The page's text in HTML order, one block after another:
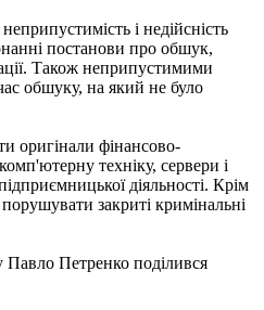
і недійсність
постанови про обшук,
Також неприпустимими
обшуку, на який не було
оригінали фінансово-
техніку, сервери і
діяльності. Крім
закриті кримінальні
Петренко поділився